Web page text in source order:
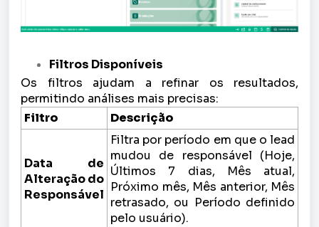
Filtros Disponíveis
Os filtros ajudam a refinar os resultados,
permitindo análises mais precisas:
Filtro
Descrição
Data de
Alteração do
Responsável
Filtra por período em que o lead
mudou de responsável (Hoje,
Últimos 7 dias, Mês atual,
Próximo mês, Mês anterior, Mês
retrasado, ou Período definido
pelo usuário).